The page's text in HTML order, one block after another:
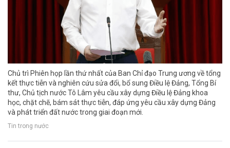
Chủ trì Phiên họp lần thứ nhất của Ban Chỉ đạo Trung ương về tổng
kết thực tiễn và nghiên cứu sửa đổi, bổ sung Điều lệ Đảng, Tổng Bí
thư, Chủ tịch nước Tô Lâm yêu cầu xây dựng Điều lệ Đảng khoa
học, chặt chẽ, bám sát thực tiễn, đáp ứng yêu cầu xây dựng Đảng
và phát triển đất nước trong giai đoạn mới.
Tin trong nước